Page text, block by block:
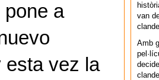
a
esta vez la
van
Amb